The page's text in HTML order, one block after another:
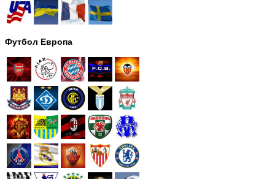
Футбол Европа